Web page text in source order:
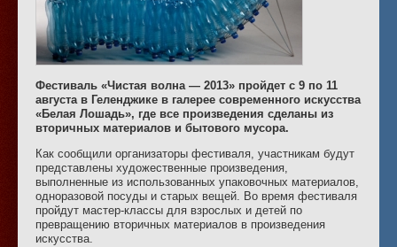
Фестиваль «Чистая волна — 2013» пройдет с 9 по 11
августа в Геленджике в галерее современного искусства
«Белая Лошадь», где все произведения сделаны из
вторичных материалов и бытового мусора.
Как сообщили организаторы фестиваля, участникам будут
представлены художественные произведения,
выполненные из использованных упаковочных материалов,
одноразовой посуды и старых вещей. Во время фестиваля
пройдут мастер-классы для взрослых и детей по
превращению вторичных материалов в произведения
искусства.